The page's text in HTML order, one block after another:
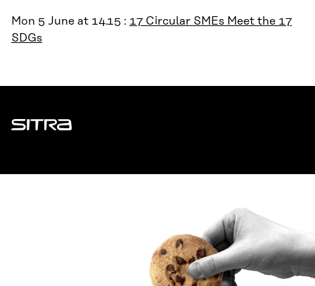
Mon 5 June at 14.15 : 17 Circular SMEs Meet the 17
SDGs
Sitra